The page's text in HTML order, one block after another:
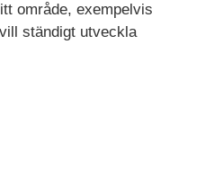
område, exempelvis
ständigt utveckla